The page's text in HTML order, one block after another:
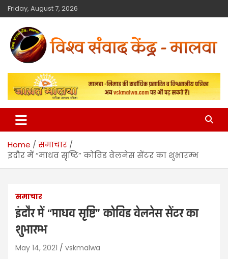
Friday, August 7, 2026
विश्व संवाद केंद्र
मालवा
Home
समाचार
इंदौर में “माधव सृष्टि” कोविड वेलनेस सेंटर का शुभारम्भ
समाचार
इंदौर में “माधव सृष्टि” कोविड वेलनेस सेंटर का
शुभारम्भ
May 14, 2021 vskmalwa